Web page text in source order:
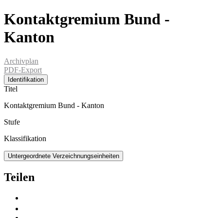
Kontaktgremium Bund -
Kanton
Archivplan
PDF-Export
Identifikation
Titel
Kontaktgremium Bund - Kanton
Stufe
Klassifikation
Untergeordnete Verzeichnungseinheiten
Teilen